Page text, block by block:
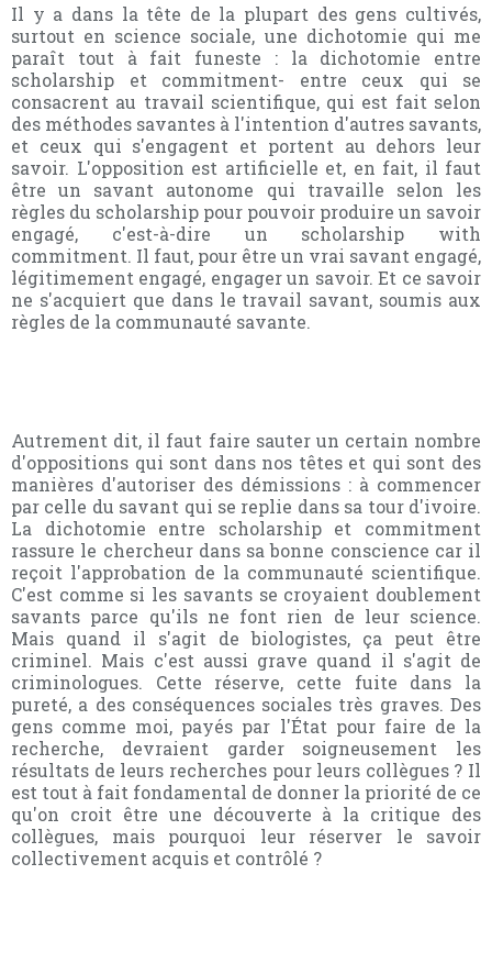
Il y a dans la tête de la plupart des gens cultivés,
surtout en science sociale, une dichotomie qui me
paraît tout à fait funeste : la dichotomie entre
scholarship et commitment- entre ceux qui se
consacrent au travail scientifique, qui est fait selon
des méthodes savantes à l'intention d'autres savants,
et ceux qui s'engagent et portent au dehors leur
savoir. L'opposition est artificielle et, en fait, il faut
être un savant autonome qui travaille selon les
règles du scholarship pour pouvoir produire un savoir
engagé, c'est-à-dire un scholarship with
commitment. Il faut, pour être un vrai savant engagé,
légitimement engagé, engager un savoir. Et ce savoir
ne s'acquiert que dans le travail savant, soumis aux
règles de la communauté savante.
Autrement dit, il faut faire sauter un certain nombre
d'oppositions qui sont dans nos têtes et qui sont des
manières d'autoriser des démissions : à commencer
par celle du savant qui se replie dans sa tour d'ivoire.
La dichotomie entre scholarship et commitment
rassure le chercheur dans sa bonne conscience car il
reçoit l'approbation de la communauté scientifique.
C'est comme si les savants se croyaient doublement
savants parce qu'ils ne font rien de leur science.
Mais quand il s'agit de biologistes, ça peut être
criminel. Mais c'est aussi grave quand il s'agit de
criminologues. Cette réserve, cette fuite dans la
pureté, a des conséquences sociales très graves. Des
gens comme moi, payés par l'État pour faire de la
recherche, devraient garder soigneusement les
résultats de leurs recherches pour leurs collègues ? Il
est tout à fait fondamental de donner la priorité de ce
qu'on croit être une découverte à la critique des
collègues, mais pourquoi leur réserver le savoir
collectivement acquis et contrôlé ?